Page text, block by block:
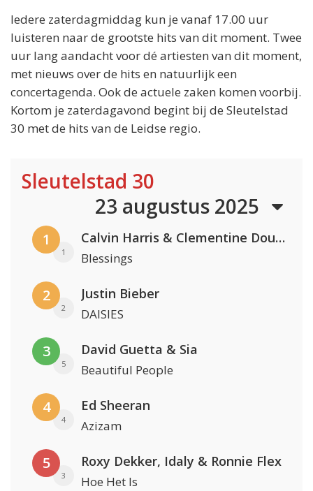
Iedere zaterdagmiddag kun je vanaf 17.00 uur
luisteren naar de grootste hits van dit moment. Twee
uur lang aandacht voor dé artiesten van dit moment,
met nieuws over de hits en natuurlijk een
concertagenda. Ook de actuele zaken komen voorbij.
Kortom je zaterdagavond begint bij de Sleutelstad
30 met de hits van de Leidse regio.
Sleutelstad 30
23 augustus 2025
1
1
Calvin Harris & Clementine Douglas
Blessings
2
2
Justin Bieber
DAISIES
3
5
David Guetta & Sia
Beautiful People
4
4
Ed Sheeran
Azizam
5
3
Roxy Dekker, Idaly & Ronnie Flex
Hoe Het Is